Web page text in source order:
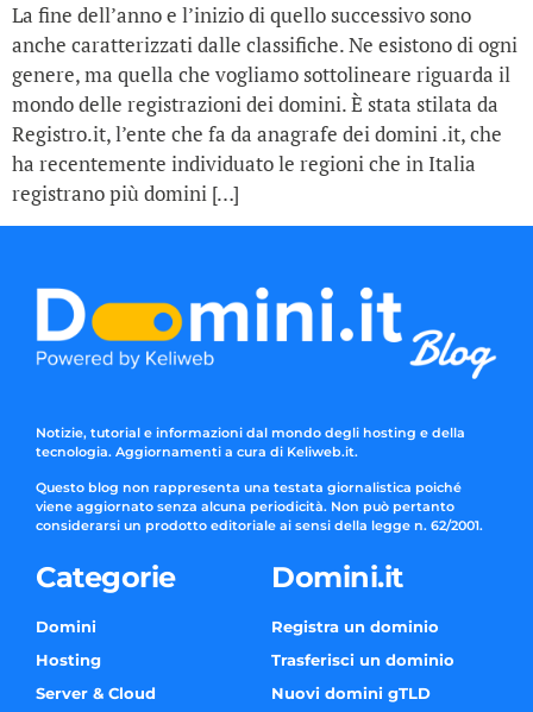
La fine dell’anno e l’inizio di quello successivo sono
anche caratterizzati dalle classifiche. Ne esistono di ogni
genere, ma quella che vogliamo sottolineare riguarda il
mondo delle registrazioni dei domini. È stata stilata da
Registro.it, l’ente che fa da anagrafe dei domini .it, che
ha recentemente individuato le regioni che in Italia
registrano più domini […]
Notizie, tutorial e informazioni dal mondo degli hosting e della
tecnologia. Aggiornamenti a cura di Keliweb.it.
Questo blog non rappresenta una testata giornalistica poiché
viene aggiornato senza alcuna periodicità. Non può pertanto
considerarsi un prodotto editoriale ai sensi della legge n. 62/2001.
Categorie
Domini
Hosting
Server & Cloud
Domini.it
Registra un dominio
Trasferisci un dominio
Nuovi domini gTLD